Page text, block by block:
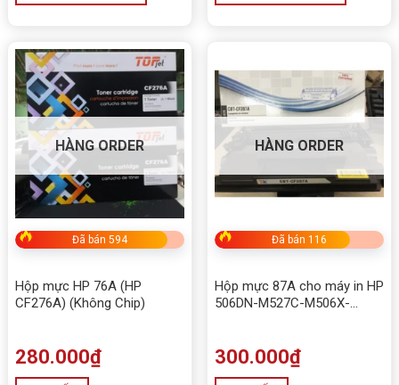
HÀNG ORDER
Đã bán 594
Hộp mực HP 76A (HP
CF276A) (Không Chip)
280.000₫
HÀNG ORDER
Đã bán 116
Hộp mực 87A cho máy in HP
506DN-M527C-M506X-
300.000₫